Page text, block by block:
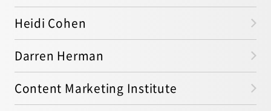
Heidi Cohen
Darren Herman
Content Marketing Institute